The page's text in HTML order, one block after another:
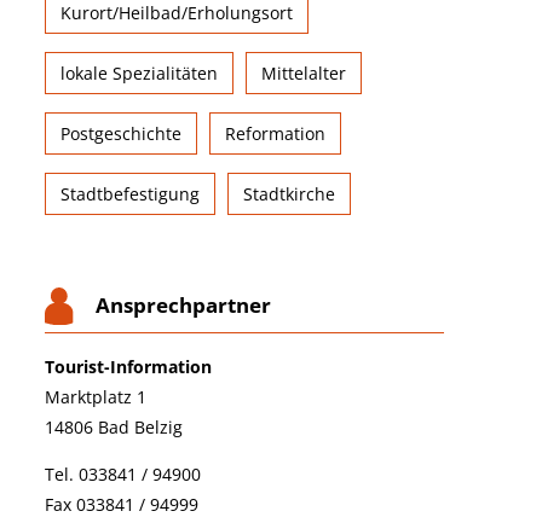
Kurort/Heilbad/Erholungsort
lokale Spezialitäten Mittelalter
Postgeschichte Reformation
Stadtbefestigung Stadtkirche
Ansprechpartner
Tourist-Information
Marktplatz 1
14806 Bad Belzig
Tel. 033841 / 94900
Fax 033841 / 94999